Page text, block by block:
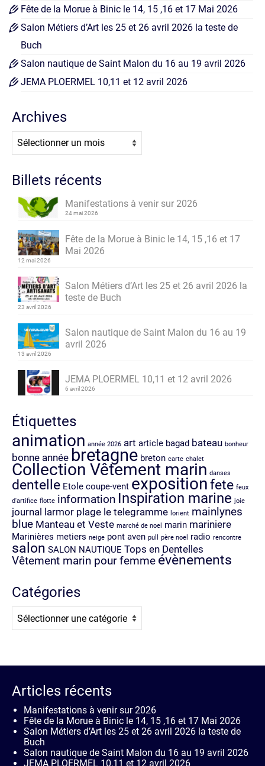
Fête de la Morue à Binic le 14, 15 ,16 et 17 Mai 2026
Salon Métiers d’Art les 25 et 26 avril 2026 la teste de
Buch
Salon nautique de Saint Malon du 16 au 19 avril 2026
JEMA PLOERMEL 10,11 et 12 avril 2026
Archives
Archives
Billets récents
Manifestations à venir sur 2026
24 mai 2026
Fête de la Morue à Binic le 14, 15 ,16 et 17
Mai 2026
12 mai 2026
Salon Métiers d’Art les 25 et 26 avril 2026 la
teste de Buch
23 avril 2026
Salon nautique de Saint Malon du 16 au 19
avril 2026
13 avril 2026
JEMA PLOERMEL 10,11 et 12 avril 2026
6 avril 2026
Étiquettes
animation année 2026 art article bagad bateau bonheur
bonne année bretagne breton carte chalet
Collection Vêtement marin danses
dentelle Etole coupe-vent expositionfete feux
d'artifice flotte information Inspiration marine joie
journal larmor plage le telegramme lorient mainlynes
blue Manteau et Veste marché de noel marin mariniere
Marinières metiers neige pont aven pull père noel radio rencontre
salon SALON NAUTIQUE Tops en Dentelles
Vêtement marin pour femme évènements
Catégories
Articles récents
Manifestations à venir sur 2026
Fête de la Morue à Binic le 14, 15 ,16 et 17 Mai 2026
Salon Métiers d’Art les 25 et 26 avril 2026 la teste de
Buch
Salon nautique de Saint Malon du 16 au 19 avril 2026
JEMA PLOERMEL 10,11 et 12 avril 2026